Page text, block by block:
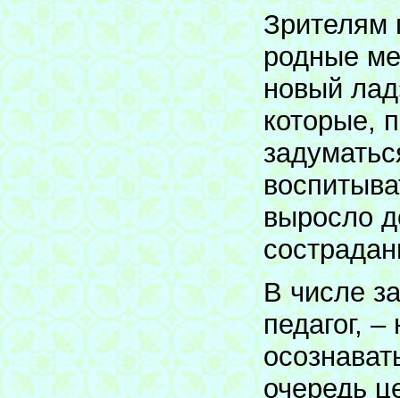
Зрителям
родные
новый
которые,
выросло
В числе
педагог,
очередь